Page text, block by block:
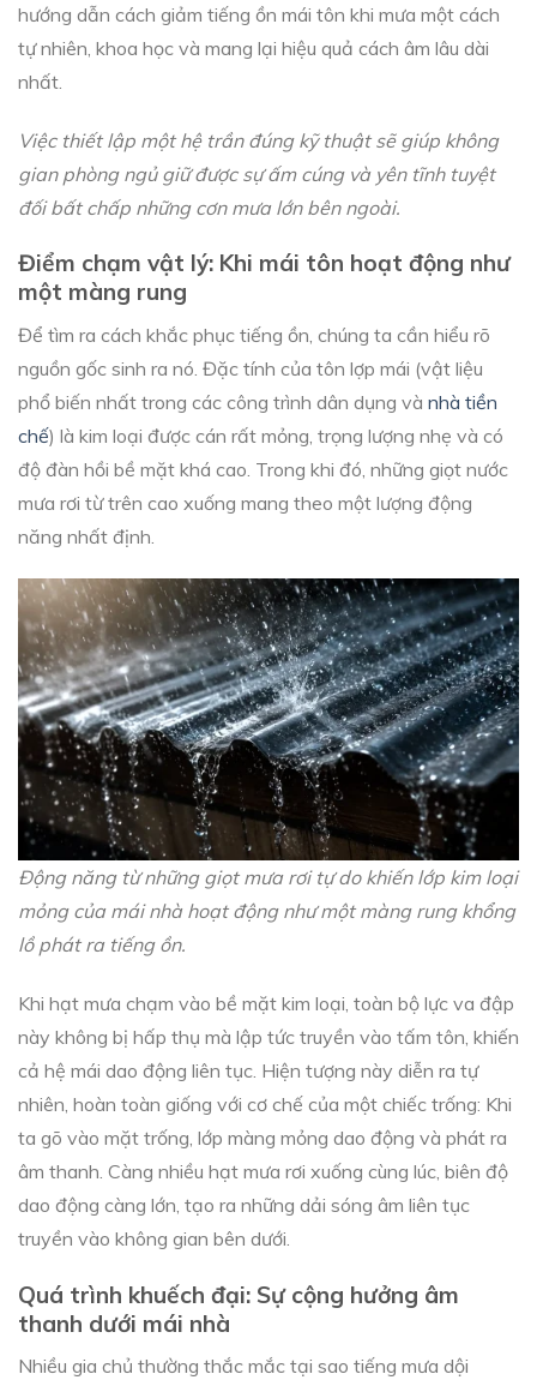
hướng dẫn cách giảm tiếng ồn mái tôn khi mưa một cách
tự nhiên, khoa học và mang lại hiệu quả cách âm lâu dài
nhất.
Việc thiết lập một hệ trần đúng kỹ thuật sẽ giúp không
gian phòng ngủ giữ được sự ấm cúng và yên tĩnh tuyệt
đối bất chấp những cơn mưa lớn bên ngoài.
Điểm chạm vật lý: Khi mái tôn hoạt động như
một màng rung
Để tìm ra cách khắc phục tiếng ồn, chúng ta cần hiểu rõ
nguồn gốc sinh ra nó. Đặc tính của tôn lợp mái (vật liệu
phổ biến nhất trong các công trình dân dụng và nhà tiền
chế) là kim loại được cán rất mỏng, trọng lượng nhẹ và có
độ đàn hồi bề mặt khá cao. Trong khi đó, những giọt nước
mưa rơi từ trên cao xuống mang theo một lượng động
năng nhất định.
Động năng từ những giọt mưa rơi tự do khiến lớp kim loại
mỏng của mái nhà hoạt động như một màng rung khổng
lồ phát ra tiếng ồn.
Khi hạt mưa chạm vào bề mặt kim loại, toàn bộ lực va đập
này không bị hấp thụ mà lập tức truyền vào tấm tôn, khiến
cả hệ mái dao động liên tục. Hiện tượng này diễn ra tự
nhiên, hoàn toàn giống với cơ chế của một chiếc trống: Khi
ta gõ vào mặt trống, lớp màng mỏng dao động và phát ra
âm thanh. Càng nhiều hạt mưa rơi xuống cùng lúc, biên độ
dao động càng lớn, tạo ra những dải sóng âm liên tục
truyền vào không gian bên dưới.
Quá trình khuếch đại: Sự cộng hưởng âm
thanh dưới mái nhà
Nhiều gia chủ thường thắc mắc tại sao tiếng mưa dội